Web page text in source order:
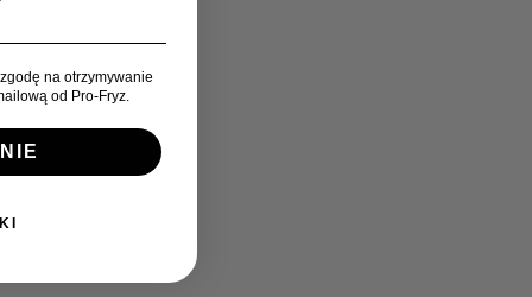
na otrzymywanie
od Pro-Fryz.